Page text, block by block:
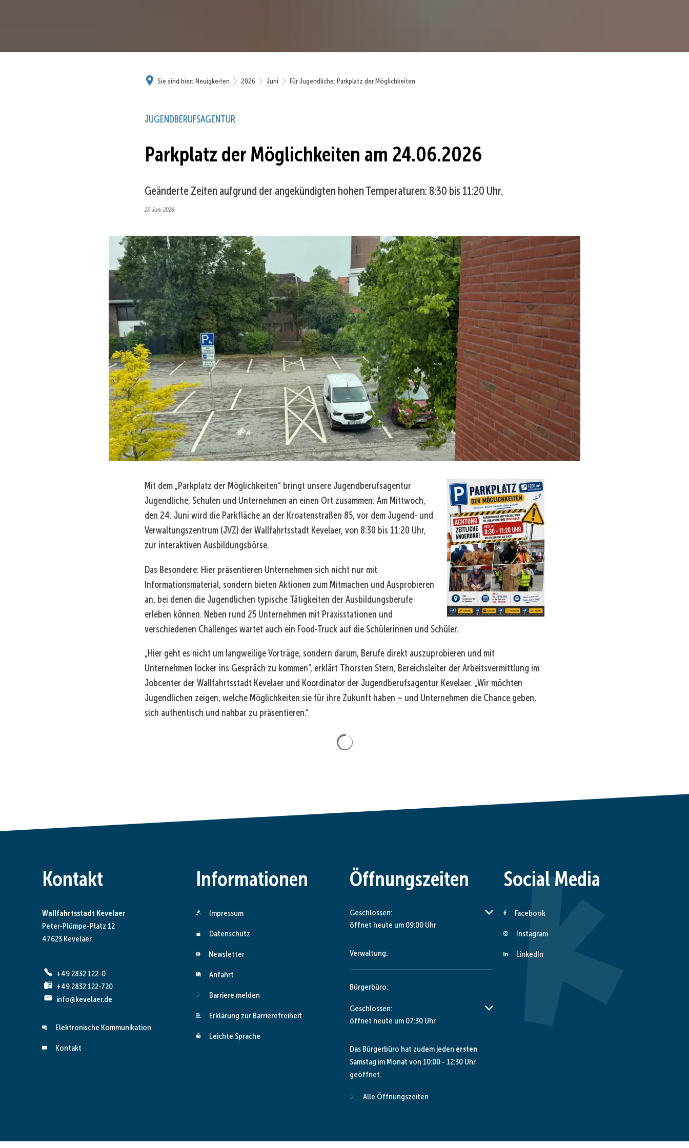
Sie sind hier: Neuigkeiten 2026 Juni Für Jugendliche: Parkplatz der Möglichkeiten
JUGENDBERUFSAGENTUR
Parkplatz der Möglichkeiten am 24.06.2026
Geänderte Zeiten aufgrund der angekündigten hohen Temperaturen: 8:30 bis 11:20 Uhr.
23. Juni 2026
Mit dem „Parkplatz der Möglichkeiten“ bringt unsere Jugendberufsagentur
Jugendliche, Schulen und Unternehmen an einen Ort zusammen: Am Mittwoch,
den 24. Juni wird die Parkfläche an der Kroatenstraßen 85, vor dem Jugend- und
Verwaltungszentrum (JVZ) der Wallfahrtsstadt Kevelaer, von 8:30 bis 11:20 Uhr,
zur interaktiven Ausbildungsbörse.
Das Besondere: Hier präsentieren Unternehmen sich nicht nur mit
Informationsmaterial, sondern bieten Aktionen zum Mitmachen und Ausprobieren
an, bei denen die Jugendlichen typische Tätigkeiten der Ausbildungsberufe
erleben können. Neben rund 25 Unternehmen mit Praxisstationen und
verschiedenen Challenges wartet auch ein Food-Truck auf die Schülerinnen und Schüler.
„Hier geht es nicht um langweilige Vorträge, sondern darum, Berufe direkt auszuprobieren und mit
Unternehmen locker ins Gespräch zu kommen“, erklärt Thorsten Stern, Bereichsleiter der Arbeitsvermittlung im
Jobcenter der Wallfahrtsstadt Kevelaer und Koordinator der Jugendberufsagentur Kevelaer. „Wir möchten
Jugendlichen zeigen, welche Möglichkeiten sie für ihre Zukunft haben – und Unternehmen die Chance geben,
sich authentisch und nahbar zu präsentieren.“
Kontakt
Wallfahrtsstadt Kevelaer
Peter-Plümpe-Platz 12
47623 Kevelaer
+49 2832 122-0
+49 2832 122-720
info@kevelaer.de
Elektronische Kommunikation
Kontakt
Informationen
Impressum
Datenschutz
Newsletter
Anfahrt
Barriere melden
Erklärung zur Barrierefreiheit
Leichte Sprache
Öffnungszeiten
Klicken, um weitere Öffnungs- oder Schließzeiten auszublenden
Geschlossen:
öffnet heute um 09:00 Uhr
Verwaltung:
Bürgerbüro:
Klicken, um weitere Öffnungs- oder Schließzeiten auszublenden
Geschlossen:
öffnet heute um 07:30 Uhr
Das Bürgerbüro hat zudem jeden ersten
Samstag im Monat von 10:00 - 12:30 Uhr
geöffnet.
Alle Öffnungszeiten
Social Media
Facebook
Instagram
LinkedIn